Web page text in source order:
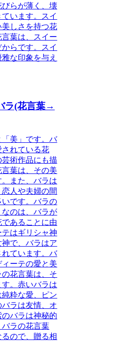
らが薄く、壊
います。スイ
しさを持つ花
言葉は、スイー
らです。スイ
な印象を与え
ラ(花言葉→
美」 です。バ
れている花
術作品にも描
葉は、その美
また、バラは
人や夫婦の間
いです。バラの
のは、バラが
あることに由
はギリシャ神
で、バラはア
ています。バ
ーテの愛と美
の花言葉は、そ
す。赤いバラは
粋な愛、ピン
ラは友情、オ
バラは神秘的
ラの花言葉
ので、贈る相